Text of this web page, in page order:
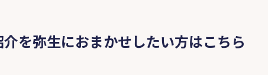
を弥生におまかせしたい方はこちら